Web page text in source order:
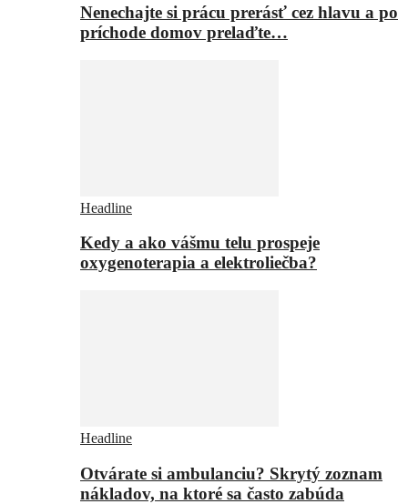
Nenechajte si prácu prerásť cez hlavu a po
príchode domov prelaďte…
Headline
Kedy a ako vášmu telu prospeje
oxygenoterapia a elektroliečba?
Headline
Otvárate si ambulanciu? Skrytý zoznam
nákladov, na ktoré sa často zabúda